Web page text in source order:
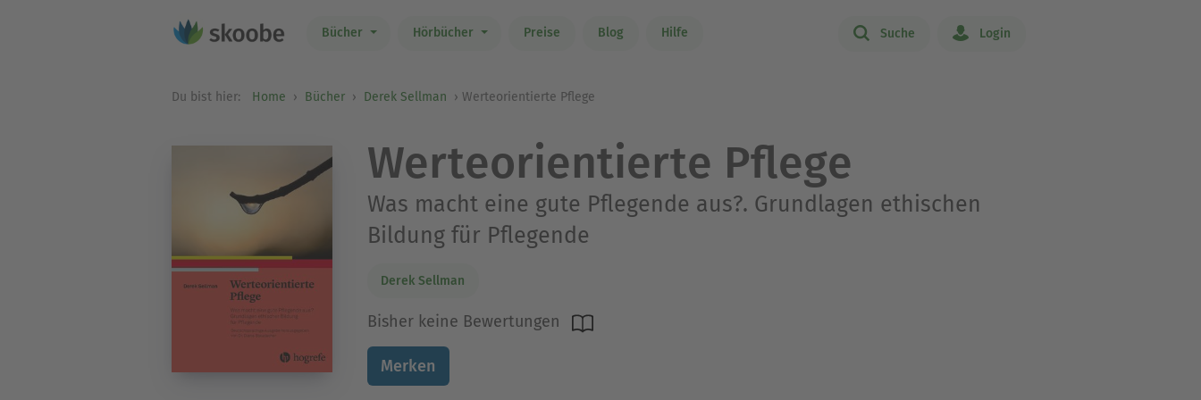
Bücher Hörbücher Preise Blog Hilfe Suche Login
Du bist hier: Home Bücher Derek Sellman Werteorientierte Pflege
Werteorientierte Pflege
Was macht eine gute Pflegende aus?. Grundlagen ethischen
Bildung für Pflegende
Derek Sellman
Bisher keine Bewertungen
Merken